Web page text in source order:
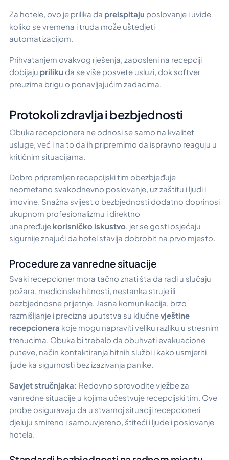
Za hotele, ovo je prilika da preispitaju poslovanje i uvide
koliko se vremena i truda može uštedjeti
automatizacijom.
Prihvatanjem ovakvog rješenja, zaposleni na recepciji
dobijaju priliku da se više posvete usluzi, dok softver
preuzima brigu o ponavljajućim zadacima.
Protokoli zdravlja i bezbjednosti
Obuka recepcionera ne odnosi se samo na kvalitet
usluge, već i na to da ih pripremimo da ispravno reaguju u
kritičnim situacijama.
Dobro pripremljen recepcijski tim obezbjeđuje
neometano svakodnevno poslovanje, uz zaštitu i ljudi i
imovine. Snažna svijest o bezbjednosti dodatno doprinosi
ukupnom profesionalizmu i direktno
unapređuje korisničko iskustvo, jer se gosti osjećaju
sigurnije znajući da hotel stavlja dobrobit na prvo mjesto.
Procedure za vanredne situacije
Svaki recepcioner mora tačno znati šta da radi u slučaju
požara, medicinske hitnosti, nestanka struje ili
bezbjednosne prijetnje. Jasna komunikacija, brzo
razmišljanje i precizna uputstva su ključnevještine
recepcionera koje mogu napraviti veliku razliku u stresnim
trenucima. Obuka bi trebalo da obuhvati evakuacione
puteve, način kontaktiranja hitnih službi i kako usmjeriti
ljude ka sigurnosti bez izazivanja panike.
Savjet stručnjaka: Redovno sprovodite vježbe za
vanredne situacije u kojima učestvuje recepcijski tim. Ove
probe osiguravaju da u stvarnoj situaciji recepcioneri
djeluju smireno i samouvjereno, štiteći i ljude i poslovanje
hotela.